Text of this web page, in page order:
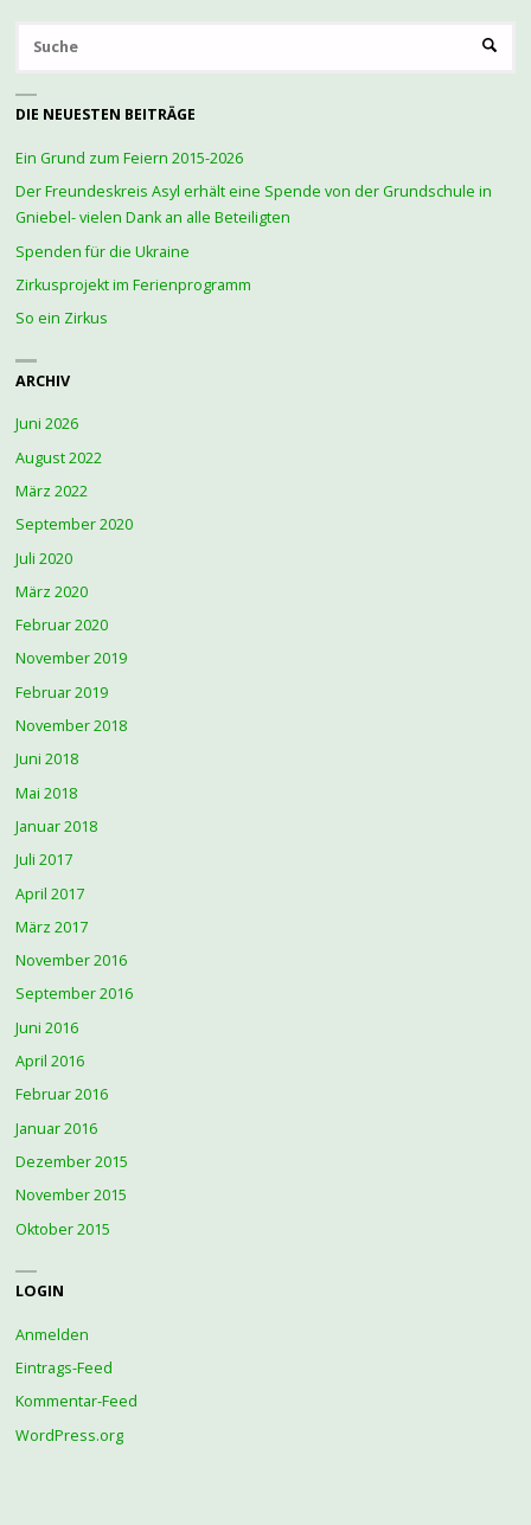
SUCHE
DIE NEUESTEN BEITRÄGE
Ein Grund zum Feiern 2015-2026
Der Freundeskreis Asyl erhält eine Spende von der Grundschule in
Gniebel- vielen Dank an alle Beteiligten
Spenden für die Ukraine
Zirkusprojekt im Ferienprogramm
So ein Zirkus
ARCHIV
Juni 2026
August 2022
März 2022
September 2020
Juli 2020
März 2020
Februar 2020
November 2019
Februar 2019
November 2018
Juni 2018
Mai 2018
Januar 2018
Juli 2017
April 2017
März 2017
November 2016
September 2016
Juni 2016
April 2016
Februar 2016
Januar 2016
Dezember 2015
November 2015
Oktober 2015
LOGIN
Anmelden
Eintrags-Feed
Kommentar-Feed
WordPress.org